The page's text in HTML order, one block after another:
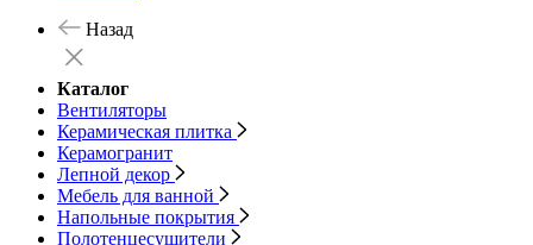
Назад
Каталог
Вентиляторы
Керамическая плитка
Керамогранит
Лепной декор
Мебель для ванной
Напольные покрытия
Полотенцесушители